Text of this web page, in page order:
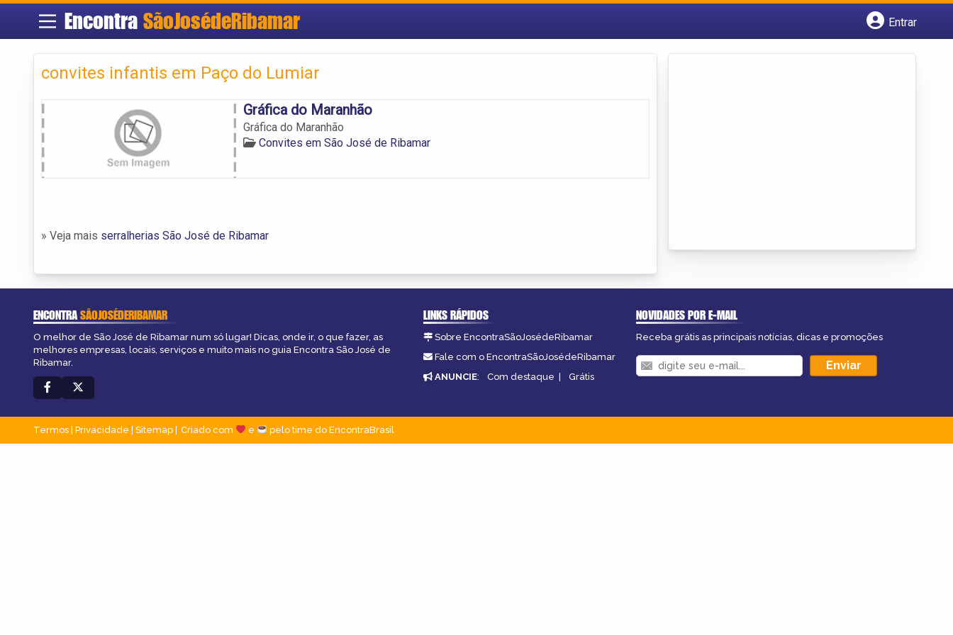
Encontra SãoJosédeRibamar
Entrar
convites infantis em Paço do Lumiar
Gráfica do Maranhão
Gráfica do Maranhão
Convites em São José de Ribamar
» Veja mais serralherias São José de Ribamar
ENCONTRASÃOJOSÉDERIBAMAR
O melhor de São José de Ribamar num só lugar! Dicas, onde ir, o que fazer, as
melhores empresas, locais, serviços e muito mais no guia Encontra São José de
Ribamar.
LINKS RÁPIDOS
Sobre EncontraSãoJosédeRibamar
Fale com o EncontraSãoJosédeRibamar
ANUNCIE: Com destaque | Grátis
NOVIDADES POR E-MAIL
Receba grátis as principais notícias, dicas e promoções
Termos | Privacidade | Sitemap Criado com e pelo time do EncontraBrasil